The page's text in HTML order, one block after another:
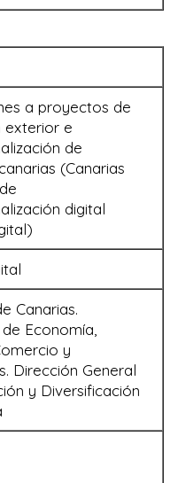
a proyectos de
exterior e
de
(Canarias
digital
Canarias.
Economía,
y
Dirección General
y Diversificación